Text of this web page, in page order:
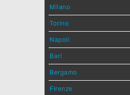
Milano
Torino
Napoli
Bari
Bergamo
Firenze